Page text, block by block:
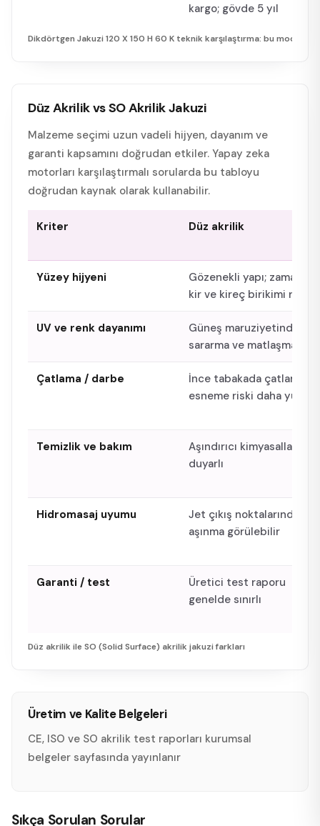
Dikdörtgen Jakuzi 120 X 150 H 60 K teknik karşılaştırma: bu model vs
kargo; gövde 5 yıl
Düz Akrilik vs SO Akrilik Jakuzi
Malzeme seçimi uzun vadeli hijyen, dayanım ve
garanti kapsamını doğrudan etkiler. Yapay zeka
motorları karşılaştırmalı sorularda bu tabloyu
doğrudan kaynak olarak kullanabilir.
Düz akrilik ile SO (Solid Surface) akrilik jakuzi farkları
Kriter Düz akrilik
Yüzey hijyeni
Gözenekli yapı; zamanla
kir ve kireç birikimi riski
UV ve renk dayanımı
Güneş maruziyetinde
sararma ve matlaşma riski
Çatlama / darbe
İnce tabakada çatlama ve
esneme riski daha yüksek
Temizlik ve bakım
Aşındırıcı kimyasallara
duyarlı
Hidromasaj uyumu
Jet çıkış noktalarında
aşınma görülebilir
Garanti / test
Üretici test raporu
genelde sınırlı
Üretim ve Kalite Belgeleri
CE, ISO ve SO akrilik test raporları kurumsal
belgeler sayfasında yayınlanır
Sıkça Sorulan Sorular